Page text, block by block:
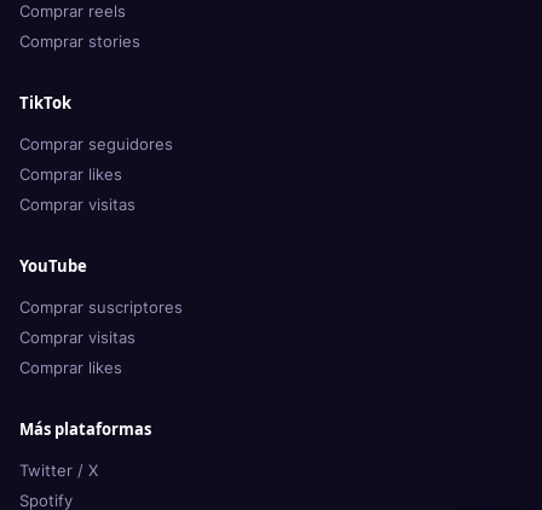
Comprar reels
Comprar stories
TikTok
Comprar seguidores
Comprar likes
Comprar visitas
YouTube
Comprar suscriptores
Comprar visitas
Comprar likes
Más plataformas
Twitter / X
Spotify